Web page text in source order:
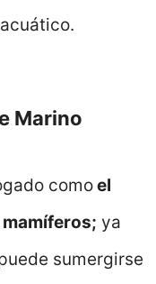
Marino
comoel
ya
sumergirse